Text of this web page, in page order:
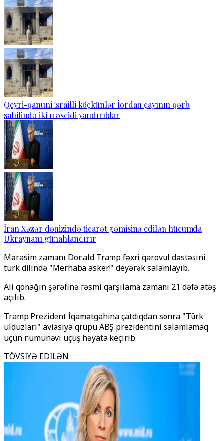
Qeyri-qanuni israilli köçkünlər İordan çayının qərb
sahilində iki məscidi yandırıblar
İran Xəzər dənizində ticarət gəmisinə edilən hücumda
Ukraynanı günahlandırır
Mərasim zamanı Donald Tramp fəxri qarovul dəstəsini
türk dilində "Merhaba asker!" deyərək salamlayıb.
Ali qonağın şərəfinə rəsmi qarşılama zamanı 21 dəfə atəş
açılıb.
Tramp Prezident İqamətgahına çatdıqdan sonra "Türk
ulduzları" aviasiya qrupu ABŞ prezidentini salamlamaq
üçün nümunəvi uçuş həyata keçirib.
TÖVSİYƏ EDİLƏN